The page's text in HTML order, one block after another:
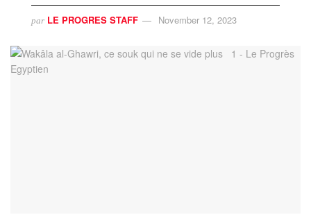
par LE PROGRES STAFF November 12, 2023